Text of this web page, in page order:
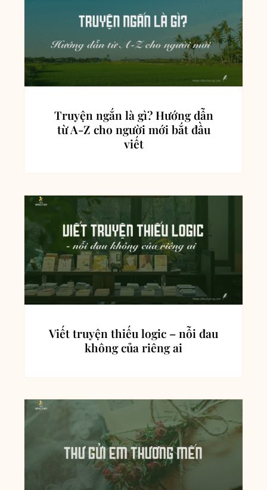
Truyện ngắn là gì? Hướng dẫn
từ A-Z cho người mới bắt đầu
viết
Viết truyện thiếu logic – nỗi đau
không của riêng ai